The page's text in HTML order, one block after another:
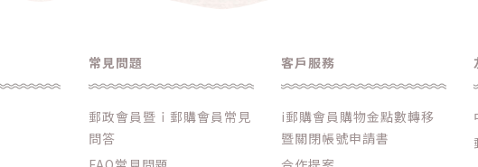
常見問題
郵政會員暨ｉ郵購會員常見
問答
客戶服務
i郵購會員購物金點數轉移
暨關閉帳號申請書